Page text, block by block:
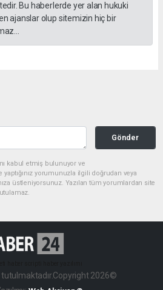
Bu haberlerde yer alan hukuki
ajanslar olup sitemizin hiç bir
Gönder
kabul etmiş bulunuyor ve
yorumunuzla ilgili doğrudan veya
üstleniyorsunuz. Yazılan tüm yorumlardan site
tutulmaktadır.Copyright 2026©